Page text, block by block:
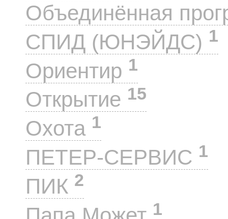
Объединённая
СПИД (ЮНЭЙДС) 1
Ориентир 1
Открытие 15
Охота 1
ПЕТЕР-СЕРВИС 1
ПИК 2
1